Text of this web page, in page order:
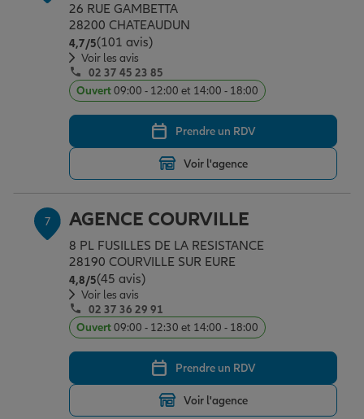
26 RUE GAMBETTA
28200 CHATEAUDUN
4,7/5Note de 4.7 sur 5
(101 avis)
Voir les avis
02 37 45 23 85
Ouvert09:00 - 12:00 et 14:00 - 18:00
Prendre un RDV
Voir l'agence
7 AGENCE COURVILLE
8 PL FUSILLES DE LA RESISTANCE
28190 COURVILLE SUR EURE
4,8/5Note de 4.8 sur 5
(45 avis)
Voir les avis
02 37 36 29 91
Ouvert09:00 - 12:30 et 14:00 - 18:00
Prendre un RDV
Voir l'agence